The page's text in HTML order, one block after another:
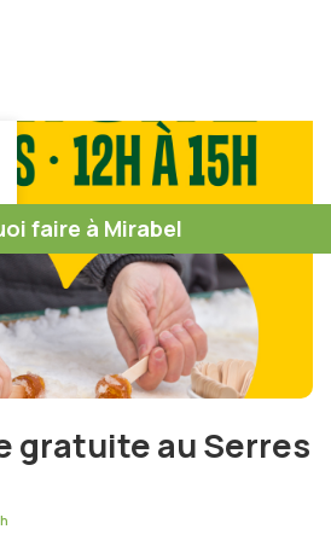
faire à Mirabel
gratuite au Serres